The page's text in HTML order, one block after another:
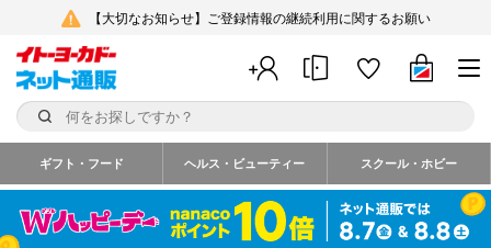
【大切なお知らせ】ご登録情報の継続利用に関するお願い
ギフト・フード ヘルス・ビューティー スクール・ホビー